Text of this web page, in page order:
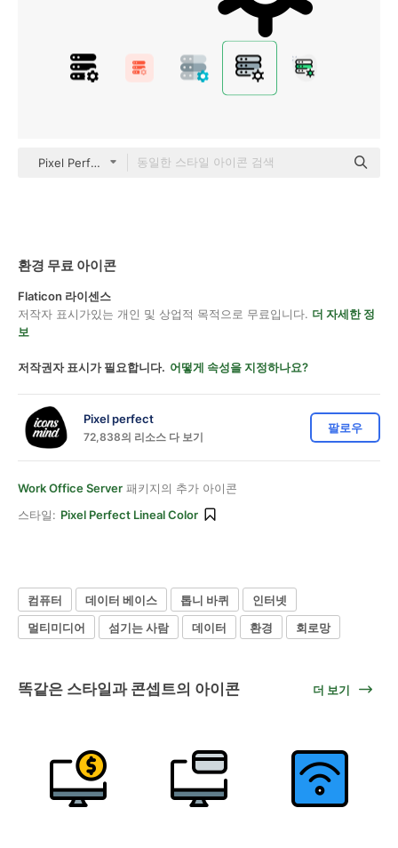
Pixel Perfect Lineal Color
환경 무료 아이콘
Flaticon 라이센스
저작자 표시가있는 개인 및 상업적 목적으로 무료입니다. 더 자세한 정
보
저작권자 표시가 필요합니다. 어떻게 속성을 지정하나요?
Pixel perfect
72,838의 리소스 다 보기
팔로우
Work Office Server 패키지의 추가 아이콘
스타일: Pixel Perfect Lineal Color
컴퓨터 데이터 베이스 톱니 바퀴
인터넷
멀티미디어
섬기는 사람 데이터 환경 회로망
똑같은 스타일과 콘셉트의 아이콘 더 보기